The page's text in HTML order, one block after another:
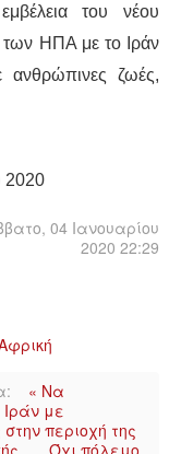
του νέου
των ΗΠΑ με το Ιράν
ανθρώπινες ζωές,
2020
04 Ιανουαρίου
2020 22:29
« Να
με
περιοχή της
Όχι πόλεμο